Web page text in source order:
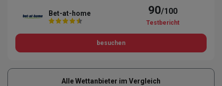
Bet-at-home 90/100
Testbericht
besuchen
Alle Wettanbieter im Vergleich